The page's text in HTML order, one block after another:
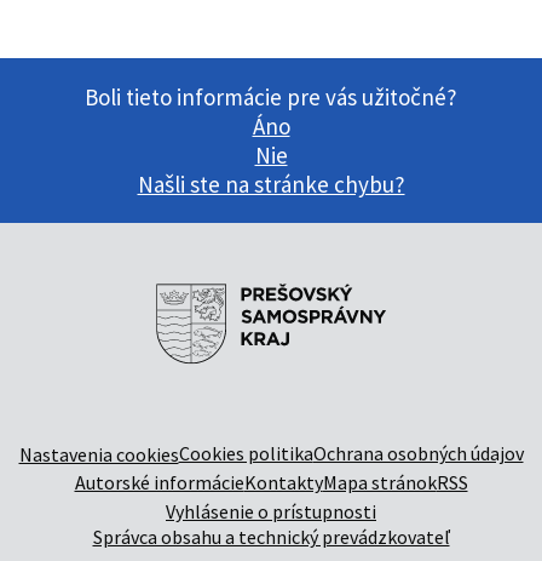
Boli tieto informácie pre vás užitočné?
Áno
Nie
Našli ste na stránke chybu?
Nastavenia cookiesCookies politikaOchrana osobných údajov
Autorské informácieKontaktyMapa stránokRSS
Vyhlásenie o prístupnosti
Správca obsahu a technický prevádzkovateľ